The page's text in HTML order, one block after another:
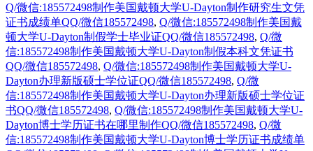
Q/微信:185572498制作美国戴顿大学U-Dayton制作研究生文凭
证书成绩单QQ/微信185572498, Q/微信:185572498制作美国戴
顿大学U-Dayton制假学士毕业证QQ/微信185572498, Q/微
信:185572498制作美国戴顿大学U-Dayton制假本科文凭证书
QQ/微信185572498, Q/微信:185572498制作美国戴顿大学U-
Dayton办理新版硕士学位证QQ/微信185572498, Q/微
信:185572498制作美国戴顿大学U-Dayton办理新版硕士学位证
书QQ/微信185572498, Q/微信:185572498制作美国戴顿大学U-
Dayton博士学历证书在哪里制作QQ/微信185572498, Q/微
信:185572498制作美国戴顿大学U-Dayton博士学历证书成绩单